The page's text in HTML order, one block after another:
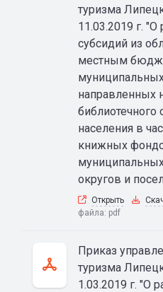
туризма
11.03.2019 г.
субсидий из
местным
направленных
библиотечного
населения в
книжных
округов и
Открыть
файла: pdf
Приказ
туризма
1.03.2019 г. "О